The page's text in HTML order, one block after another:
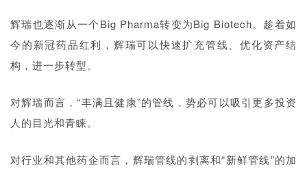
辉瑞也逐渐从一个Big Pharma转变为Big Biotech。趁着如
今的新冠药品红利，辉瑞可以快速扩充管线、优化资产结
构，进一步转型。
对辉瑞而言，“丰满且健康”的管线，势必可以吸引更多投资
人的目光和青睐。
对行业和其他药企而言，辉瑞管线的剥离和“新鲜管线”的加